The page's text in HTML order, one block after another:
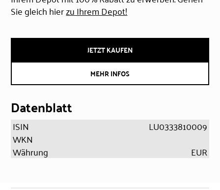
Sie gleich hierzu Ihrem Depot!
JETZT KAUFEN
MEHR INFOS
Datenblatt
ISIN
LU0333810009
WKN
Währung
EUR